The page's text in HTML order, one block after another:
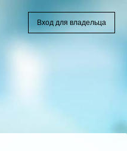
Вход для владельца